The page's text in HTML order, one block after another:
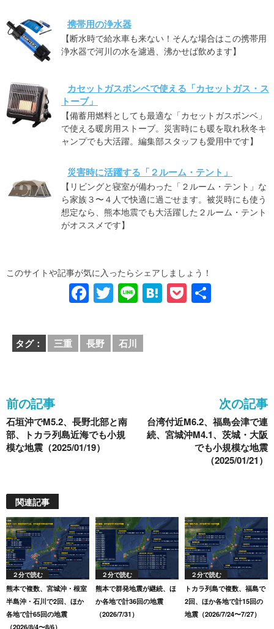
携帯用の浄水器
【断水時で給水車も来ない！そんな場合はこの携帯用
浄水器で河川の水を濾過、沸かせば飲めます】
カセットガスボンベで使える「カセットガス・ス
トーブ」
【備蓄用燃料としても最適な「カセットガスボンベ」
で使える暖房用ストーブ。災害時にも暖を取れ秋冬キ
ャンプでも大活躍。編集部スタッフも愛用中です】
災害時に活躍する「２ルーム・テント」
【リビングと寝室が備わった「２ルーム・テント」な
ら家族３〜４人で快適に過ごせます。被災時にも使う
想定なら、熊本地震でも大活躍した２ルーム・テント
がオススメです】
このサイトや記事が気に入ったらシェアしましょう！
F
a
c
e
o
k
T
wi
tt
er
Li
n
e
H
at
P
o
タグ： 三重 長野 石川
前の記事
石垣沖でM5.2、長野北部と南
部、トカラ列島近海でも小規
模な地震（2025/01/19）
次の記事
台湾付近M6.2、福島会津で連
続、宮城沖M4.1、茨城・大阪
でも小規模な地震
（2025/01/21）
関連記事
２分で読む
熊本で複数、宮城沖・根室
半島沖・石川で2回、ほか
各地で計65回の地震
（2026/8/4〜8/6）
２分で読む
熊本で群発地震が継続、ほ
か各地で計36回の地震
（2026/7/31）
２分で読む
トカラ列島で複数、福島で
2回、ほか各地で計15回の
地震（2026/7/24〜7/27）